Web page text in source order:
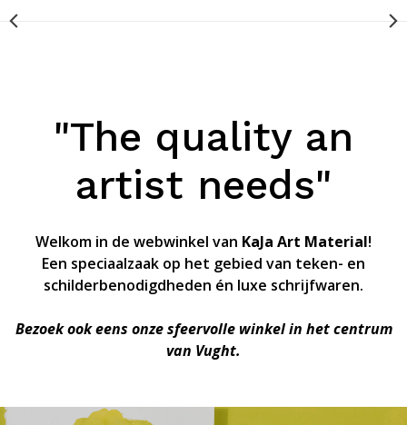
"The quality an
artist needs"
Welkom in de webwinkel van KaJa Art Material!
Een speciaalzaak op het gebied van teken- en
schilderbenodigdheden én luxe schrijfwaren.
Bezoek ook eens onze sfeervolle winkel in het centrum
van Vught.